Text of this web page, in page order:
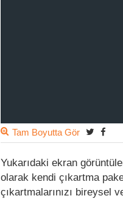
Tam Boyutta Gör
Yukarıdaki ekran
olarak kendi çıkartma
çıkartmalarınızı bireysel